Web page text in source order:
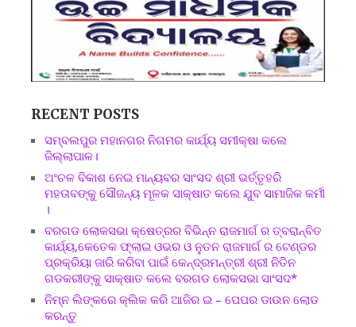
RECENT POSTS
ସମ୍ବଲପୁର ମହାନଗର ନିଗମର କାର୍ଯ୍ୟ ସମୀକ୍ଷା କଲେ
ଜିଲ୍ଲାପାଳ।
ଅଂଚଳ ବିକାଶ ନେଇ ମାନ୍ୟବର ସାଂସଦ ଶ୍ରୀ ଭର୍ତ୍ତୃହରି
ମହତାବଙ୍କୁ ସୌଜନ୍ୟ ମୂଳକ ସାକ୍ଷାତ କଲେ ଯୁବ ସାମାଜିକ କର୍ମୀ
।
ବରଗଡ ଲୋକସଭା କ୍ଷେତ୍ରର ବିଭିନ୍ନ ରାଜମାର୍ଗ ର ତ୍ବରାନ୍ବିତ
କାର୍ଯ୍ୟ,କେତେକ ଫ୍ଲାଇ ଓଭର ଓ ନୁତନ ରାଜମାର୍ଗ ର ଟେଣ୍ଡର
ପ୍ରକ୍ରିୟା ଜାରି କରିବା ପାଇଁ କେନ୍ଦ୍ରମନ୍ତ୍ରୀ ଶ୍ରୀ ନିତିନ
ଗଡକରୀଙ୍କୁ ସାକ୍ଷାତ କଲେ ବରଗଡ ଲୋକସଭା ସାଂସଦ*
ନିମ୍ନ ଲିଙ୍କରେ କ୍ଲିକ କରି ଆଜିର ଇ – ପେପର ଡାଉନ ଲୋଡ
କରନ୍ତୁ